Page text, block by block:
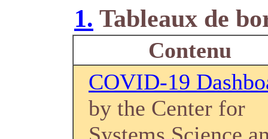
1. Tableaux de
Contenu
COVID-19
by the Center for